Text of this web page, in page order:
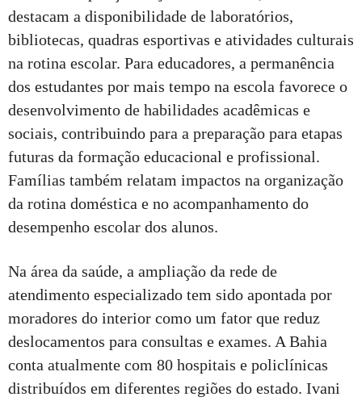
destacam a disponibilidade de laboratórios,
bibliotecas, quadras esportivas e atividades culturais
na rotina escolar. Para educadores, a permanência
dos estudantes por mais tempo na escola favorece o
desenvolvimento de habilidades acadêmicas e
sociais, contribuindo para a preparação para etapas
futuras da formação educacional e profissional.
Famílias também relatam impactos na organização
da rotina doméstica e no acompanhamento do
desempenho escolar dos alunos.
Na área da saúde, a ampliação da rede de
atendimento especializado tem sido apontada por
moradores do interior como um fator que reduz
deslocamentos para consultas e exames. A Bahia
conta atualmente com 80 hospitais e policlínicas
distribuídos em diferentes regiões do estado. Ivani